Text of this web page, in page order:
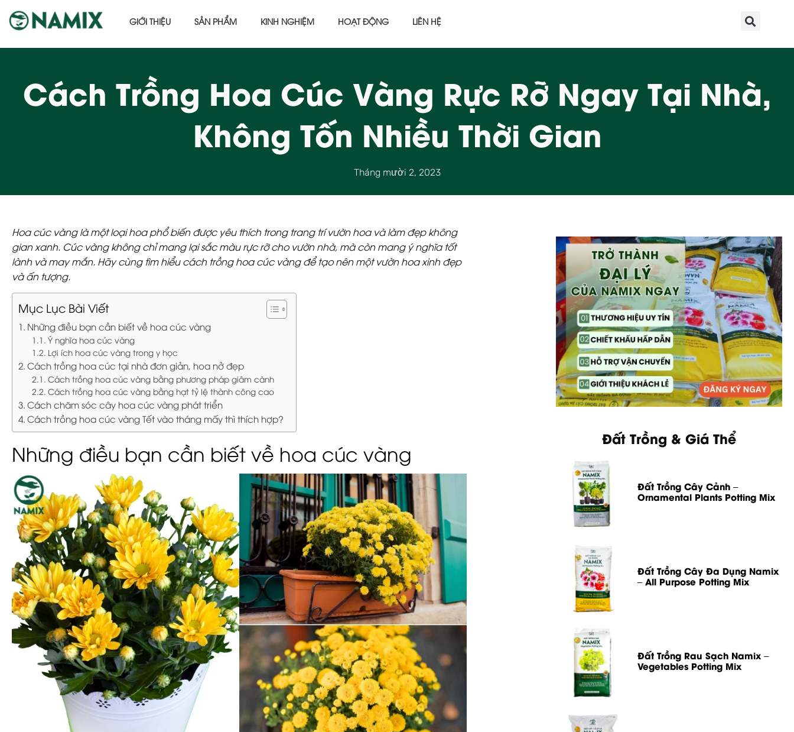
GIỚI THIỆU SẢN PHẨM KINH NGHIỆM HOẠT ĐỘNG LIÊN HỆ
Cách Trồng Hoa Cúc Vàng Rực Rỡ Ngay Tại Nhà,
Không Tốn Nhiều Thời Gian
Tháng mười 2, 2023
Hoa cúc vàng là một loại hoa phổ biến được yêu thích trong trang trí vườn hoa và làm đẹp không
gian xanh. Cúc vàng không chỉ mang lại sắc màu rực rỡ cho vườn nhà, mà còn mang ý nghĩa tốt
lành và may mắn. Hãy cùng tìm hiểu cách trồng hoa cúc vàng để tạo nên một vườn hoa xinh đẹp
và ấn tượng.
Mục Lục Bài Viết
Những điều bạn cần biết về hoa cúc vàng
Ý nghĩa hoa cúc vàng
Lợi ích hoa cúc vàng trong y học
Cách trồng hoa cúc tại nhà đơn giản, hoa nở đẹp
Cách trồng hoa cúc vàng bằng phương pháp giâm cành
Cách trồng hoa cúc vàng bằng hạt tỷ lệ thành công cao
Cách chăm sóc cây hoa cúc vàng phát triển
Cách trồng hoa cúc vàng Tết vào tháng mấy thì thích hợp?
Những điều bạn cần biết về hoa cúc vàng
Đất Trồng & Giá Thể
Đất Trồng Cây Cảnh –
Ornamental Plants Potting Mix
Đất Trồng Cây Đa Dụng Namix
– All Purpose Potting Mix
Đất Trồng Rau Sạch Namix –
Vegetables Potting Mix